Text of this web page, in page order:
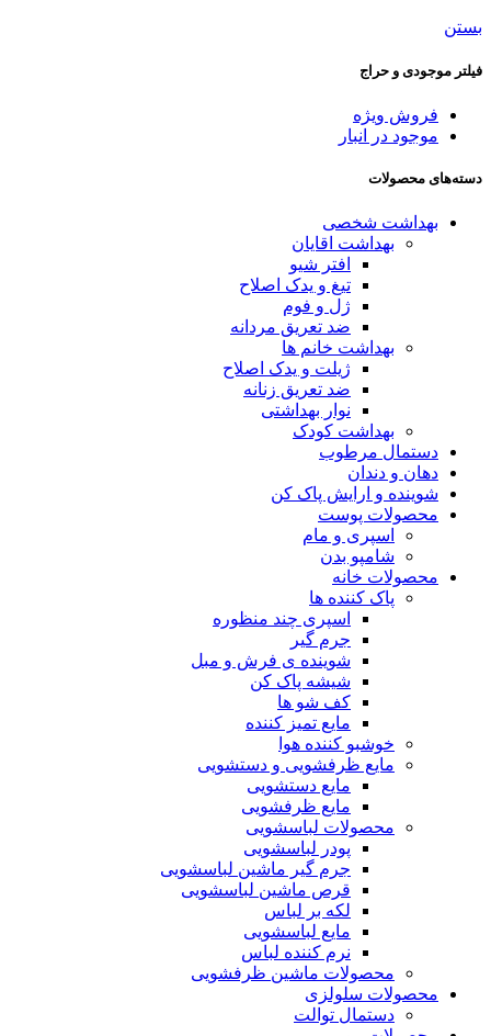
بستن
فیلتر موجودی و حراج
فروش ویژه
موجود در انبار
دسته‌های محصولات
بهداشت شخصی
بهداشت اقایان
افتر شیو
تیغ و یدک اصلاح
ژل و فوم
ضد تعریق مردانه
بهداشت خانم ها
ژیلت و یدک اصلاح
ضد تعریق زنانه
نوار بهداشتی
بهداشت کودک
دستمال مرطوب
دهان و دندان
شوینده و ارایش پاک کن
محصولات پوست
اسپری و مام
شامپو بدن
محصولات خانه
پاک کننده ها
اسپری چند منظوره
جرم گیر
شوینده ی فرش و مبل
شیشه پاک کن
کف شو ها
مایع تمیز کننده
خوشبو کننده هوا
مایع ظرفشویی و دستشویی
مایع دستشویی
مایع ظرفشویی
محصولات لباسشویی
پودر لباسشویی
جرم گیر ماشین لباسشویی
قرص ماشین لباسشویی
لکه بر لباس
مایع لباسشویی
نرم کننده لباس
محصولات ماشین ظرفشویی
محصولات سلولزی
دستمال توالت